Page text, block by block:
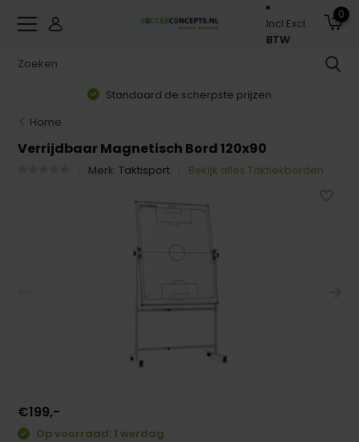
Incl.Excl.
BTW
0
Standaard de scherpste prijzen
Home
Verrijdbaar Magnetisch Bord 120x90
Merk:Taktisport Bekijk alles Taktiekborden
€199,-
Op voorraad: 1 werdag